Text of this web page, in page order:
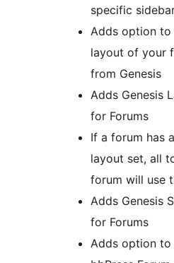
specific
Adds option
layout of your
from Genesis
Adds Genesis
for Forums
If a forum has
layout set, all
forum will use
Adds Genesis
for Forums
Adds option to